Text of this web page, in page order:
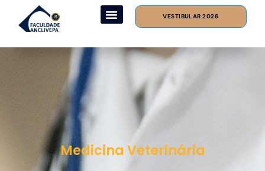
VESTIBULAR 2026
Medicina Veterinária